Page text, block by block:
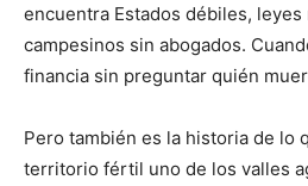
encuentra Estados débiles, leyes
campesinos sin abogados.
financia sin preguntar quién
Pero también es la historia de lo
territorio fértil uno de los valles